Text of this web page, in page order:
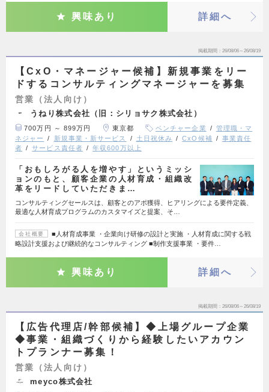
興味あり 詳細へ
掲載期間 26/08/06～26/08/19
【CxO・マネージャー候補】新規事業をリー
ドするコンサルティングマネージャーを募集
営業（法人向け）
うねり株式会社（旧：シリョサク株式会社）
700万円 ～ 899万円 東京都 ベンチャー企業
管理職・マ
ネジャー
新規事業・新サービス 土日祝休み CxO候補
事業責任
者
サービス責任者 年収600万以上
「おもしろがる人を増やす」というミッシ
ョンのもと、顧客企業の人材育成・組織改
革をリードしていただきま…
コンサルティングセールスは、顧客とのアポ獲得、ヒアリングによる要件定義、
最適な人材育成プログラムのカスタマイズと提案、そ…
会社概要
■人材育成事業 ・企業向け研修の設計と実施 ・人材育成に関する戦
略設計支援および継続的なコンサルティング ■制作支援事業 ・要件…
興味あり 詳細へ
掲載期間 26/08/06～26/08/19
【広告代理店/幹部候補】◆上場グループ企業
◆事業・組織づくりから経験したいアカウン
トプランナー募集！
営業（法人向け）
meyco株式会社